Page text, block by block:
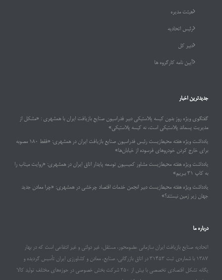
هیئت مدیره
رئیس اتحادیه
دبیر کل
آیین نامه کارگروه ها
جدیدترین اخبار
گفتگوی ویژه روز بدون کیسه پلاستیکی دبیر فدراسیون صنایع بازیافت ایران با همشهری : «مشکل از
مدیریت پسماند پلاستیکی است، نه کیسه پلاستیکی»
یادداشت ویژه هفته محیط‌زیست رئیس فدراسیون صنایع بازیافت ایران در همشهری: «فقط ۱۸۰ مصوبه
برای خارج کردن خودروهای فرسوده از خیابان‌ها»
یادداشت ویژه هفته محیط‌زیست مشاور کمیسیون توسعه پایدار اتاق ایران در همشهری: «روایت میناب را
به کاپ ۳۱ ببریم»
یادداشت ویژه هفته محیط‌زیست دبیر انجمن خدمات اقتصاد چرخشی در همشهری: «چرا معادن جدید
جهان زیر زمین نیستند؟»
درباره ما
اتحادیه صنایع بازیافت ایران سازمانی عضومحور، مستقل، غیر دولتی و غیر انتفاعی است که در بهار
۱۳۸۷ با شماره‌ی ثبت ۳۱۴۵۳ در اتاق بازرگانی، صنایع، معادن و کشاورزی ایران تأسیس گردیده و
یگانه تشکل اقتصادی تخصصی با بیش از ۲۵۰ شرکت بخش خصوصی در حوزه‌های مختلف تولید کالا